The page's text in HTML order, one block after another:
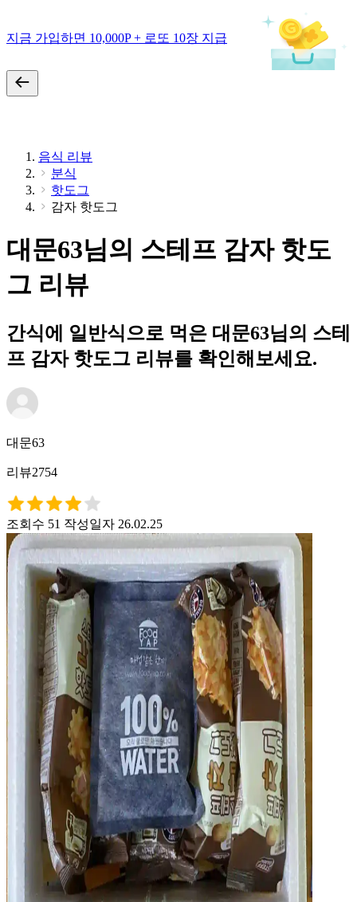
지금 가입하면 10,000P + 로또 10장 지급
음식 리뷰
분식
핫도그
감자 핫도그
대문63님의 스테프 감자 핫도
그 리뷰
간식에 일반식으로 먹은 대문63님의 스테
프 감자 핫도그 리뷰를 확인해보세요.
대문63
리뷰2754
조회수 51 작성일자 26.02.25